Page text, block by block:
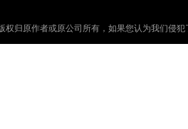
权归原作者或原公司所有，如果您认为我们侵